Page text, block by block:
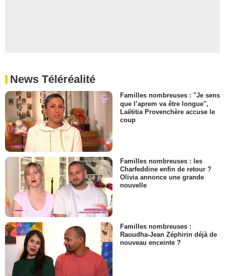
News Téléréalité
Familles nombreuses : "Je sens
que l’aprem va être longue",
Laëtitia Provenchère accuse le
coup
Familles nombreuses : les
Charfeddine enfin de retour ?
Olivia annonce une grande
nouvelle
Familles nombreuses :
Raoudha-Jean Zéphirin déjà de
nouveau enceinte ?